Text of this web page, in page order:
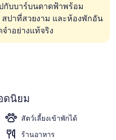
เครื่องนอนระดับพรีเมียม, มินิบาร์, ตู้นิร
กับบาร์บนดาดฟ้าพร้อม
ปาที่สวยงาม และห้องพักอัน
ำอย่างแท้จริง
ดนิยม
สัตว์เลี้ยงเข้าพักได้
ร้านอาหาร